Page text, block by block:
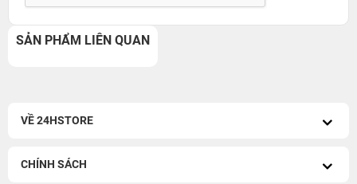
SẢN PHẨM LIÊN QUAN
VỀ 24HSTORE
CHÍNH SÁCH